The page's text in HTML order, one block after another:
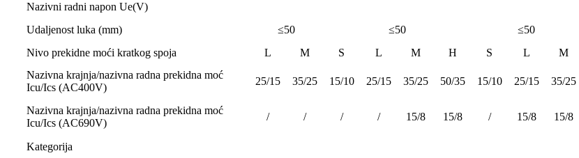
Nazivni radni napon Ue(V)
Udaljenost luka (mm)
≤50 ≤50 ≤50
Nivo prekidne moći kratkog spoja
L M S L M H S L M
Nazivna krajnja/nazivna radna prekidna moć
Icu/Ics (AC400V)
25/15 35/25 15/10 25/15 35/25 50/35 15/10 25/15 35/25
Nazivna krajnja/nazivna radna prekidna moć
Icu/Ics (AC690V)
/ / / / 15/8 15/8 / 15/8 15/8
Kategorija